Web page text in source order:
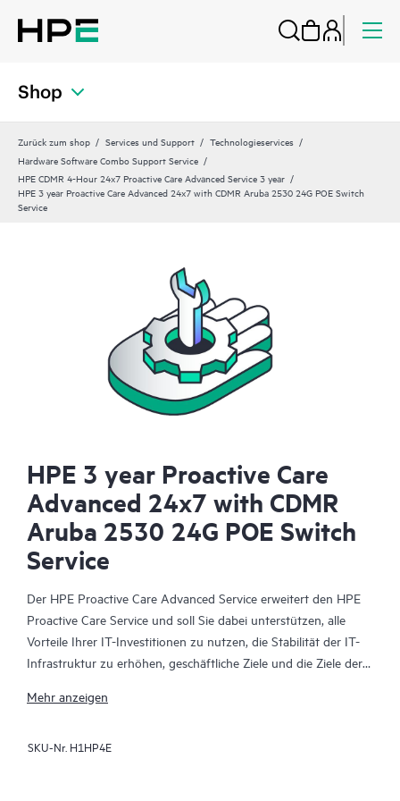
Shop
Zurück zum shop Services und Support
Technologieservices
Hardware Software Combo Support Service
HPE CDMR 4-Hour 24x7 Proactive Care Advanced Service 3 year
HPE 3 year Proactive Care Advanced 24x7 with CDMR Aruba 2530 24G POE Switch
Service
HPE 3 year Proactive Care
Advanced 24x7 with CDMR
Aruba 2530 24G POE Switch
Service
Der HPE Proactive Care Advanced Service erweitert den HPE
Proactive Care Service und soll Sie dabei unterstützen, alle
Vorteile Ihrer IT-Investitionen zu nutzen, die Stabilität der IT-
Infrastruktur zu erhöhen, geschäftliche Ziele und die Ziele der
Ihre IT-Mitarbeiter zu entlasten, sodass diese sich auf wichtige
Account Support Manager (ASM) berät Sie personalisiert zu
Mehr anzeigen
SKU-Nr. H1HP4E